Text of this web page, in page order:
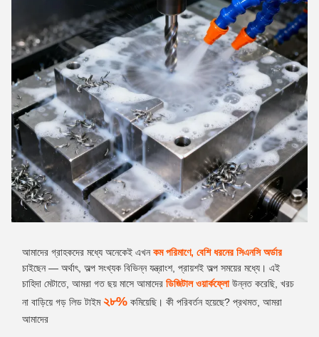
আমাদের গ্রাহকদের মধ্যে অনেকেই এখনকম পরিমাণে, বেশি ধরনের সিএনসি অর্ডার
চাইছেন — অর্থাৎ, অল্প সংখ্যক বিভিন্ন যন্ত্রাংশ, প্রায়শই অল্প সময়ের মধ্যে। এই
চাহিদা মেটাতে, আমরা গত ছয় মাসে আমাদের ডিজিটাল ওয়ার্কফ্লোউন্নত করেছি, খরচ
না বাড়িয়ে গড় লিড টাইম২৮% কমিয়েছি। কী পরিবর্তন হয়েছে? প্রথমত, আমরা
আমাদের